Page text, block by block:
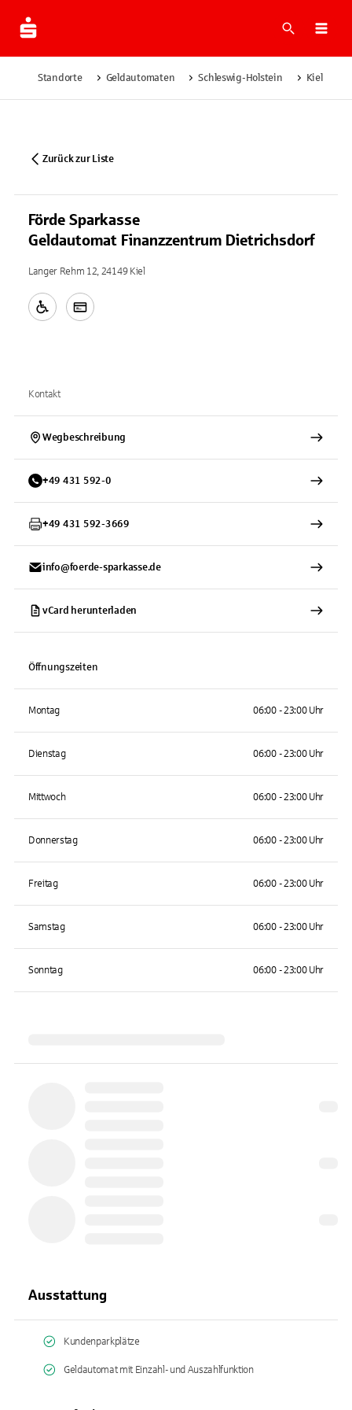
Suche
Standorte Geldautomaten Schleswig-Holstein Kiel
Zurück zur Liste
Förde Sparkasse
Geldautomat Finanzzentrum Dietrichsdorf
Langer Rehm 12, 24149 Kiel
Kontakt
Wegbeschreibung
+49 431 592-0
+49 431 592-3669
info@foerde-sparkasse.de
vCard herunterladen
Öffnungszeiten
Montag 06:00 - 23:00 Uhr
Dienstag 06:00 - 23:00 Uhr
Mittwoch 06:00 - 23:00 Uhr
Donnerstag 06:00 - 23:00 Uhr
Freitag 06:00 - 23:00 Uhr
Samstag 06:00 - 23:00 Uhr
Sonntag 06:00 - 23:00 Uhr
Ausstattung
Kundenparkplätze
Geldautomat mit Einzahl- und Auszahlfunktion